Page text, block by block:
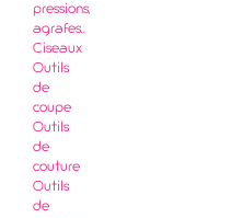
pressions,
agrafes..
Ciseaux
Outils
de
coupe
Outils
de
couture
Outils
de